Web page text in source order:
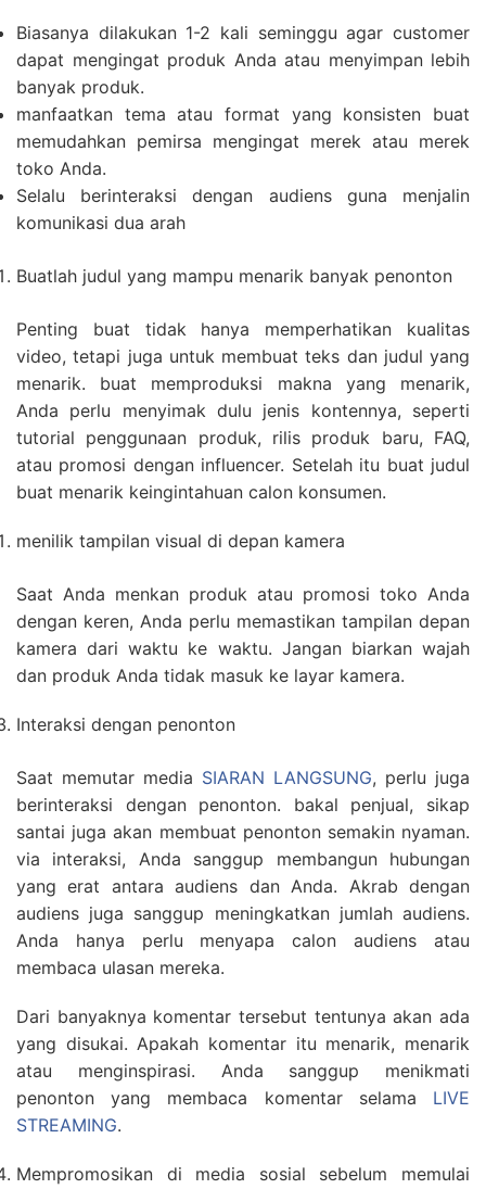
Biasanya dilakukan 1-2 kali seminggu agar customer
dapat mengingat produk Anda atau menyimpan lebih
banyak produk.
manfaatkan tema atau format yang konsisten buat
memudahkan pemirsa mengingat merek atau merek
toko Anda.
Selalu berinteraksi dengan audiens guna menjalin
komunikasi dua arah
Buatlah judul yang mampu menarik banyak penonton
Penting buat tidak hanya memperhatikan kualitas
video, tetapi juga untuk membuat teks dan judul yang
menarik. buat memproduksi makna yang menarik,
Anda perlu menyimak dulu jenis kontennya, seperti
tutorial penggunaan produk, rilis produk baru, FAQ,
atau promosi dengan influencer. Setelah itu buat judul
buat menarik keingintahuan calon konsumen.
menilik tampilan visual di depan kamera
Saat Anda menkan produk atau promosi toko Anda
dengan keren, Anda perlu memastikan tampilan depan
kamera dari waktu ke waktu. Jangan biarkan wajah
dan produk Anda tidak masuk ke layar kamera.
Interaksi dengan penonton
Saat memutar media SIARAN LANGSUNG, perlu juga
berinteraksi dengan penonton. bakal penjual, sikap
santai juga akan membuat penonton semakin nyaman.
via interaksi, Anda sanggup membangun hubungan
yang erat antara audiens dan Anda. Akrab dengan
audiens juga sanggup meningkatkan jumlah audiens.
Anda hanya perlu menyapa calon audiens atau
membaca ulasan mereka.
Dari banyaknya komentar tersebut tentunya akan ada
yang disukai. Apakah komentar itu menarik, menarik
atau menginspirasi. Anda sanggup menikmati
penonton yang membaca komentar selama LIVE
STREAMING.
Mempromosikan di media sosial sebelum memulai